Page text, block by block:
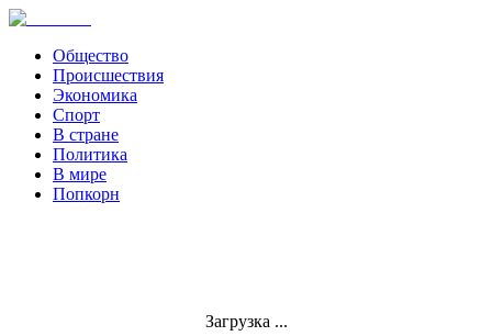
Общество
Происшествия
Экономика
Спорт
В стране
Политика
В мире
Попкорн
Загрузка ...